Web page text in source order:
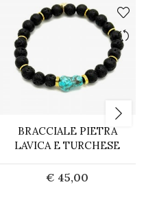
BRACCIALE PIETRA
LAVICA E TURCHESE
€ 45,00